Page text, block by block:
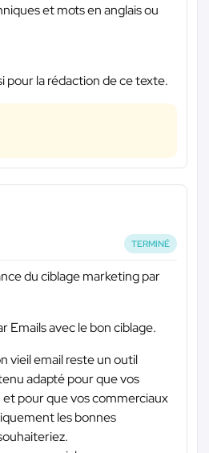
et mots en anglais ou
pour la rédaction de ce texte.
TERMINÉ
du ciblage marketing par
Emails avec le bon ciblage.
vieil email reste un outil
adapté pour que vos
pour que vos commerciaux
les bonnes